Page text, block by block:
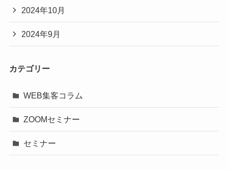
2024年10月
2024年9月
カテゴリー
WEB集客コラム
ZOOMセミナー
セミナー